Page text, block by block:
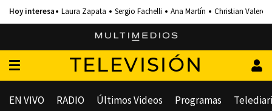
Laura Zapata Sergio Fachelli Ana Martín Christian Valero
TELEVISIÓN
EN VIVO RADIO Últimos Videos Programas